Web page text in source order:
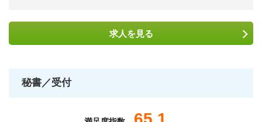
求人を見る
秘書／受付